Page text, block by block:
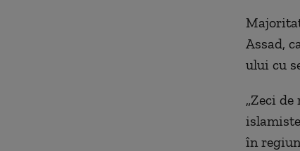
Assad,
ului cu
„Zeci
în